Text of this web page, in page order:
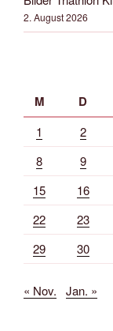
2. August 2026
M D
1 2
8
9
15
16
22
23
29
30
« Nov. Jan. »